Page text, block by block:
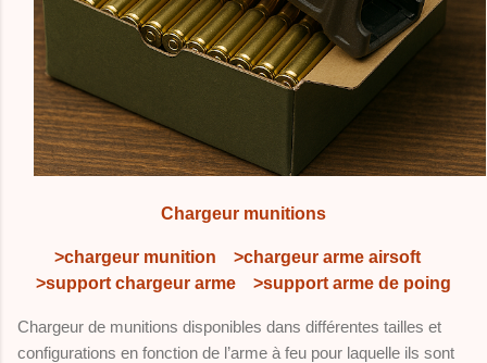
Chargeur munitions
>chargeur munition
>chargeur arme airsoft
>support chargeur arme
>support arme de poing
Chargeur de munitions disponibles dans différentes tailles et
configurations en fonction de l’arme à feu pour laquelle ils sont